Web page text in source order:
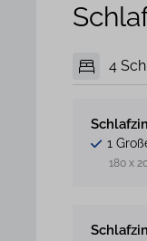
4
1
180 x